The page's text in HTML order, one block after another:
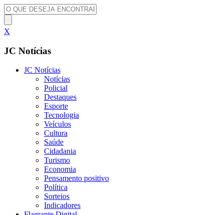
X
JC Notícias
JC Notícias
Notícias
Policial
Destaques
Esporte
Tecnologia
Veículos
Cultura
Saúde
Cidadania
Turismo
Economia
Pensamento positivo
Política
Sorteios
Indicadores